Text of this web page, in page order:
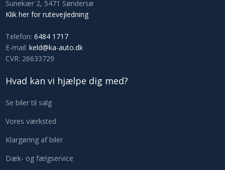
Sunekær 2​, 5471 Søndersø
Klik her for rutevejledning
Telefon: 6484 1717
E-mail: keld@ka-auto.dk
CVR: 26633729
Hvad kan vi hjælpe dig med?​
Se biler til salg
Vores værksted
Klargøring af biler
Dæk- og fælgservice